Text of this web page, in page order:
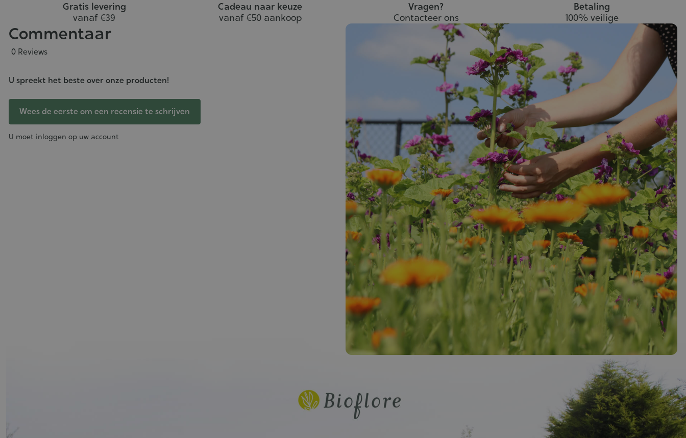
Gratis levering
vanaf €39
Cadeau naar keuze
vanaf €50 aankoop
Vragen?
Contacteer ons
Betaling
100% veilige
Commentaar
0 Reviews
U spreekt het beste over onze producten!
Wees de eerste om een recensie te schrijven
U moet inloggen op uw account